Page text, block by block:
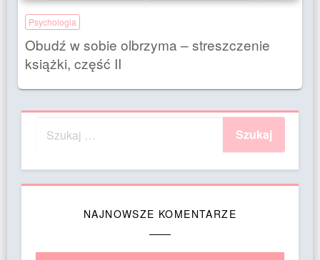
Psychologia
Obudź w sobie olbrzyma – streszczenie
książki, część II
NAJNOWSZE KOMENTARZE